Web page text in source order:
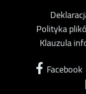
Polityka
Klauzula
Facebook